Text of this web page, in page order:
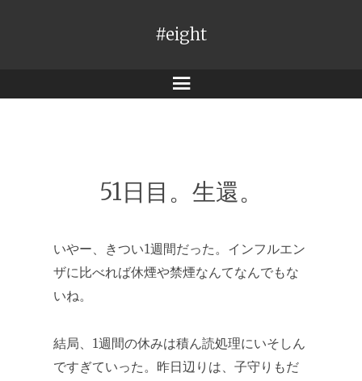
#eight
メ
51日目。生還。
いやー、きつい1週間だった。インフルエン
ザに比べれば休煙や禁煙なんてなんでもな
いね。
結局、1週間の休みは積ん読処理にいそしん
ですぎていった。昨日辺りは、子守りもだ